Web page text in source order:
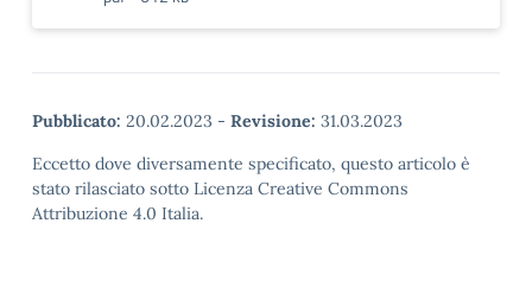
Pubblicato: 20.02.2023 - Revisione: 31.03.2023
Eccetto dove diversamente specificato, questo articolo è
stato rilasciato sotto Licenza Creative Commons
Attribuzione 4.0 Italia.